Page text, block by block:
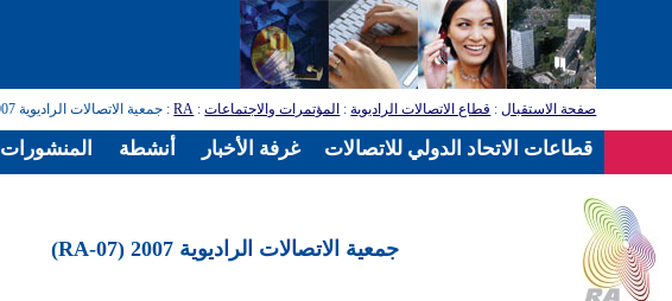
صفحة الاستقبال: قطاع الاتصالات الراديوية: المؤتمرات والاجتماعات:
RA: جمعية الاتصالات الراديوية 2007 (RA-07)
جمعية الاتصالات الراديوية 2007 (RA-07)
المنشورات أنشطة غرفة الأخبار قطاعات الاتحاد الدولي للاتصالات